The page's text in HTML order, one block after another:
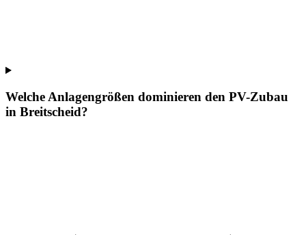
Welche Anlagengrößen dominieren den PV-Zubau
in Breitscheid?